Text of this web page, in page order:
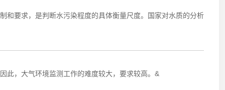
和要求，是判断水污染程度的具体衡量尺度。国家对水质的分析
此，大气环境监测工作的难度较大，要求较高。&